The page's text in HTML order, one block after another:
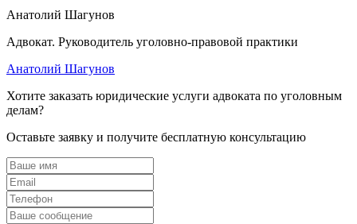
Анатолий Шагунов
Адвокат. Руководитель уголовно-правовой практики
Анатолий Шагунов
Хотите заказать юридические услуги адвоката по уголовным
делам?
Оставьте заявку и получите бесплатную консультацию